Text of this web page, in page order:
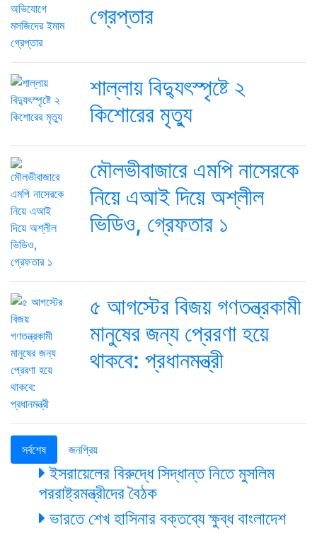
গ্রেপ্তার
শাল্লায় বিদ্যুৎস্পৃষ্টে ২
কিশোরের মৃত্যু
মৌলভীবাজারে এমপি নাসেরকে
নিয়ে এআই দিয়ে অশ্লীল
ভিডিও, গ্রেফতার ১
৫ আগস্টের বিজয় গণতন্ত্রকামী
মানুষের জন্য প্রেরণা হয়ে
থাকবে: প্রধানমন্ত্রী
সর্বশেষ জনপ্রিয়
ইসরায়েলের বিরুদ্ধে সিদ্ধান্ত নিতে মুসলিম
পররাষ্ট্রমন্ত্রীদের বৈঠক
ভারতে শেখ হাসিনার বক্তব্যে ক্ষুব্ধ বাংলাদেশ